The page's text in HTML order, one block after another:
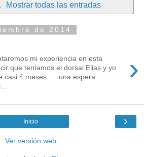
Mostrar todas las entradas
de 2014
›
mi experiencia en esta
que teníamos el dorsal Elias y yo
casi 4 meses......una espera
›
Inicio
Ver versión web